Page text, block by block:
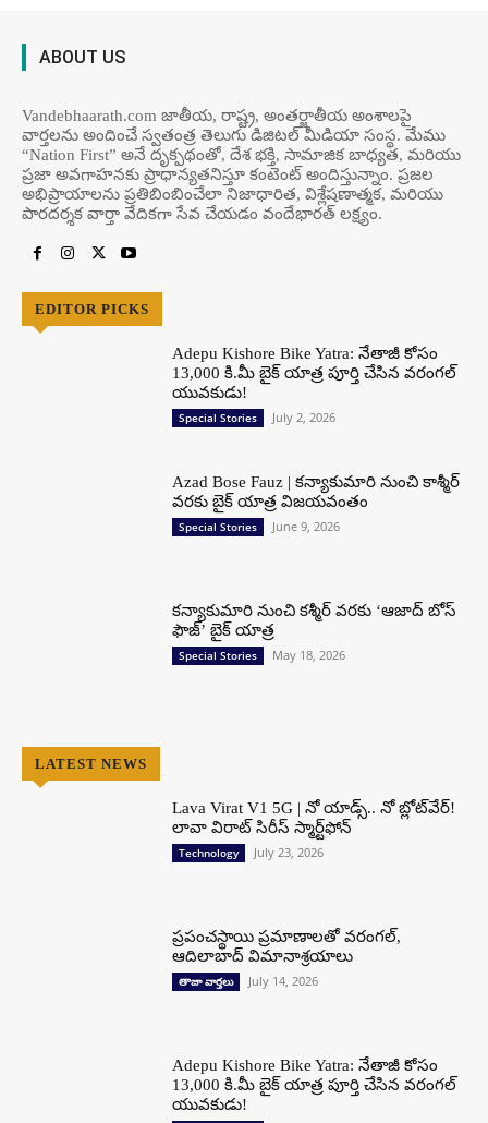
ABOUT US
Vandebhaarath.com జాతీయ, రాష్ట్ర, అంతర్జాతీయ అంశాలపై
వార్తలను అందించే స్వతంత్ర తెలుగు డిజిటల్ మీడియా సంస్థ. మేము
“Nation First” అనే దృక్పథంతో, దేశ భక్తి, సామాజిక బాధ్యత, మరియు
ప్రజా అవగాహనకు ప్రాధాన్యతనిస్తూ కంటెంట్ అందిస్తున్నాం. ప్రజల
అభిప్రాయాలను ప్రతిబింబించేలా నిజాధారిత, విశ్లేషణాత్మక, మరియు
పారదర్శక వార్తా వేదికగా సేవ చేయడం వందేభార‌త్ ల‌క్ష్యం.
EDITOR PICKS
Adepu Kishore Bike Yatra: నేతాజీ కోసం
13,000 కి.మీ బైక్ యాత్ర పూర్తి చేసిన వరంగల్
యువకుడు!
Special Stories July 2, 2026
Azad Bose Fauz | కన్యాకుమారి నుంచి కాశ్మీర్
వరకు బైక్ యాత్ర విజయవంతం
Special Stories June 9, 2026
కన్యాకుమారి నుంచి కశ్మీర్ వరకు ‘ఆజాద్ బోస్
ఫౌజ్’ బైక్ యాత్ర
Special Stories May 18, 2026
LATEST NEWS
Lava Virat V1 5G | నో యాడ్స్.. నో బ్లోట్‌వేర్!
లావా విరాట్ సిరీస్ స్మార్ట్‌ఫోన్​
Technology July 23, 2026
ప్రపంచస్థాయి ప్రమాణాలతో వరంగల్,
ఆదిలాబాద్ విమానాశ్రయాలు
తాజా వార్తలు July 14, 2026
Adepu Kishore Bike Yatra: నేతాజీ కోసం
13,000 కి.మీ బైక్ యాత్ర పూర్తి చేసిన వరంగల్
యువకుడు!